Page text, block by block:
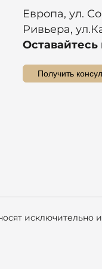
Европа, ул.
Ривьера,
Оставайтесь
Получить